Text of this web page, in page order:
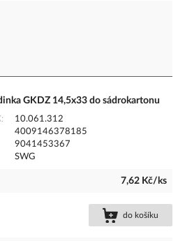
GKDZ 14,5x33 do sádrokartonu
10.061.312
4009146378185
9041453367
SWG
7,62 Kč/ks
do košíku